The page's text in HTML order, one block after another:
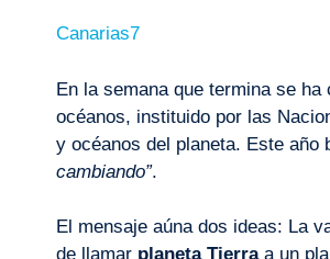
Canarias7
En la semana que termina se
océanos, instituido por las
y océanos del planeta. Este año
cambiando”.
El mensaje aúna dos ideas: La
de llamar planeta Tierraa un